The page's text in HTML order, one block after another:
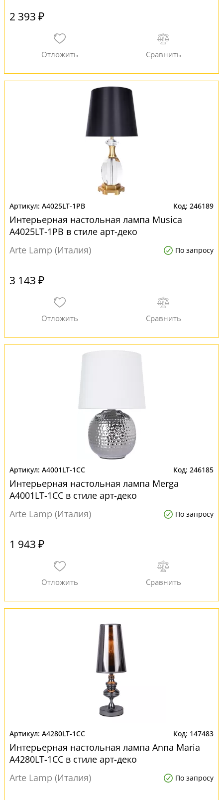
2 393 ₽
A4025LT-1PB 246189
Интерьерная настольная лампа Musica
A4025LT-1PB в стиле арт-деко
Arte Lamp (Италия)
По запросу
3 143 ₽
A4001LT-1CC 246185
Интерьерная настольная лампа Merga
A4001LT-1CC в стиле арт-деко
Arte Lamp (Италия)
По запросу
1 943 ₽
A4280LT-1CC 147483
Интерьерная настольная лампа Anna Maria
A4280LT-1CC в стиле арт-деко
Arte Lamp (Италия)
По запросу